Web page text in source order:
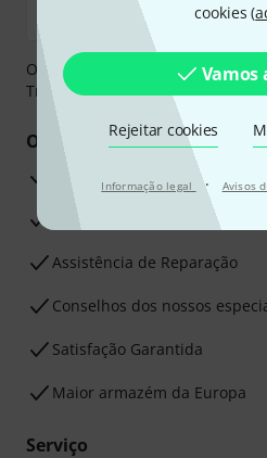
cookies (
Vamos
Rejeitar cookies
Informação legal · Avisos
O pagamento pode ser feito de
Transferência bancária, PayPal
Os seus benefícios
Garantia Thomann de 3 anos
30 dias de garantia de
Assistência de Reparação
Conselhos dos nossos
Satisfação Garantida
Maior armazém da Europa
Serviço